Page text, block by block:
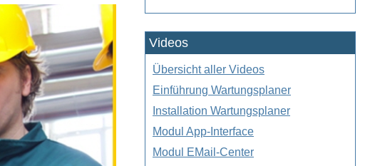
Videos
Übersicht aller Videos
Einführung Wartungsplaner
Installation Wartungsplaner
Modul App-Interface
Modul EMail-Center